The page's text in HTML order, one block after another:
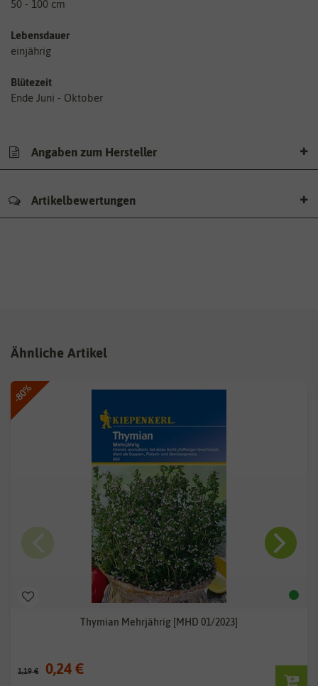
50 - 100 cm
Lebensdauer
einjährig
Blütezeit
Ende Juni - Oktober
Angaben zum Hersteller
Artikelbewertungen
Ähnliche Artikel
-80%
Thymian Mehrjährig [MHD 01/2023]
1,19 € 0,24 €